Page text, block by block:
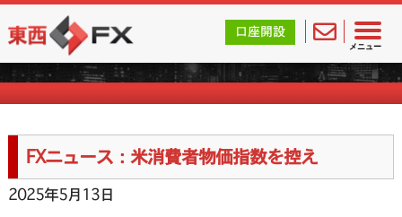
メニュー
東西FX｜海外FX会社（ブローカー）の無料口座開設サポ
口座開設
FXニュース一覧
FXニュース：米消費者物価指数を控え
2025年5月13日